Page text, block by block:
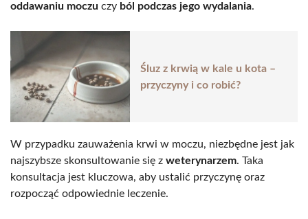
oddawaniu moczu czy ból podczas jego wydalania.
Śluz z krwią w kale u kota –
przyczyny i co robić?
W przypadku zauważenia krwi w moczu, niezbędne jest jak
najszybsze skonsultowanie się z weterynarzem. Taka
konsultacja jest kluczowa, aby ustalić przyczynę oraz
rozpocząć odpowiednie leczenie.